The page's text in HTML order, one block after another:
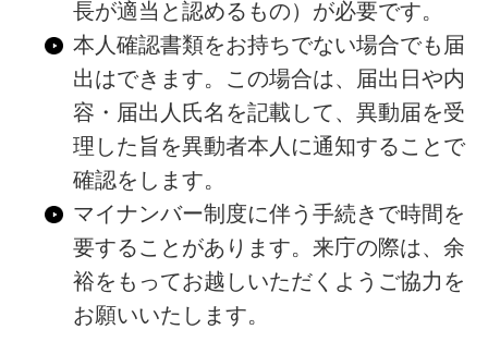
長が適当と認めるもの）が必要です。
本人確認書類をお持ちでない場合でも届
出はできます。この場合は、届出日や内
容・届出人氏名を記載して、異動届を受
理した旨を異動者本人に通知することで
確認をします。
マイナンバー制度に伴う手続きで時間を
要することがあります。来庁の際は、余
裕をもってお越しいただくようご協力を
お願いいたします。